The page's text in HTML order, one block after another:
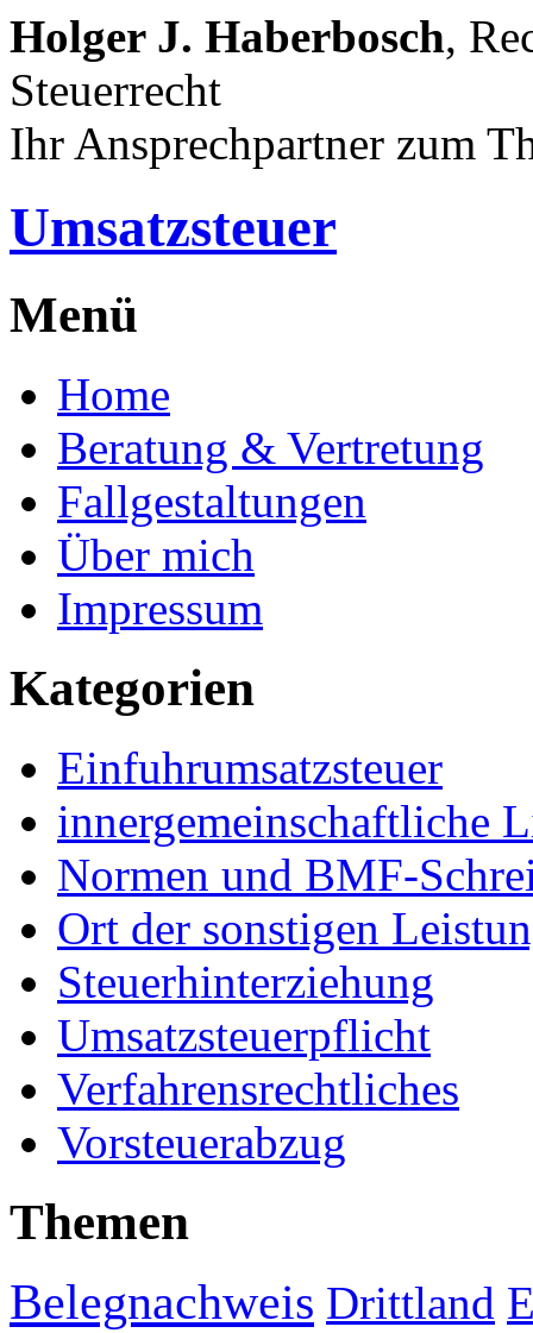
Holger J. Haberbosch,
Steuerrecht
Ihr Ansprechpartner zum
Umsatzsteuer
Menü
Home
Beratung & Vertretung
Fallgestaltungen
Über mich
Impressum
Kategorien
Einfuhrumsatzsteuer
innergemeinschaftliche
Normen und BMF-
Ort der sonstigen
Steuerhinterziehung
Umsatzsteuerpflicht
Verfahrensrechtliches
Vorsteuerabzug
Themen
Belegnachweis Drittland